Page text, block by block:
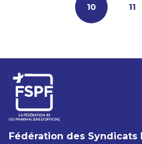
10 11
Fédération des Syndicats